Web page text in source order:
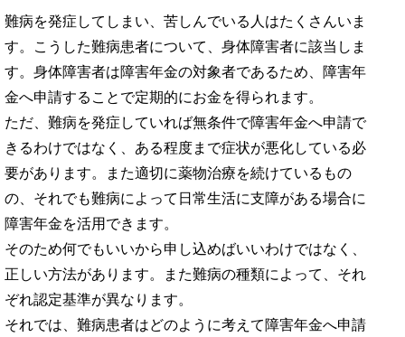
難病を発症してしまい、苦しんでいる人はたくさんいま
す。こうした難病患者について、身体障害者に該当しま
す。身体障害者は障害年金の対象者であるため、障害年
金へ申請することで定期的にお金を得られます。
ただ、難病を発症していれば無条件で障害年金へ申請で
きるわけではなく、ある程度まで症状が悪化している必
要があります。また適切に薬物治療を続けているもの
の、それでも難病によって日常生活に支障がある場合に
障害年金を活用できます。
そのため何でもいいから申し込めばいいわけではなく、
正しい方法があります。また難病の種類によって、それ
ぞれ認定基準が異なります。
それでは、難病患者はどのように考えて障害年金へ申請